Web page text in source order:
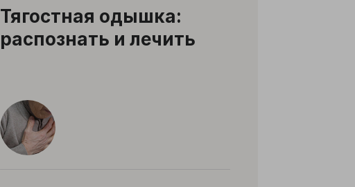
Тягостная одышка:
распознать и лечить